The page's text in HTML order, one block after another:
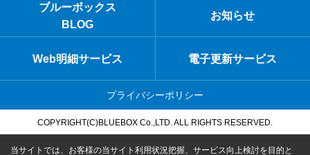
ブルーボックス
BLOG
お知らせ
Web明細サービス 電子更新サービス
プライバシーポリシー
COPYRIGHT(C)BLUEBOX Co.,LTD. ALL RIGHTS RESERVED.
当サイトでは、お客様の当サイト利用状況把握、サービス向上検討を目的と